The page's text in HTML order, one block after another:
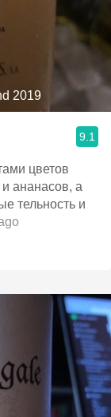
2019
9.1
цветов
ананасов, а
тельность и